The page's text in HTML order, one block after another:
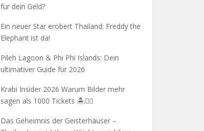
für dein Geld?
Ein neuer Star erobert Thailand: Freddy the
Elephant ist da!
Pileh Lagoon & Phi Phi Islands: Dein
ultimativer Guide für 2026
Krabi Insider 2026 Warum Bilder mehr
sagen als 1000 Tickets 🏝️🧗‍♂️
Das Geheimnis der Geisterhäuser –